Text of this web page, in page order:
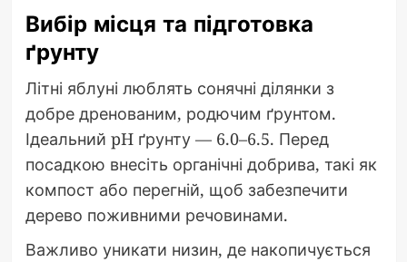
Вибір місця та підготовка
ґрунту
Літні яблуні люблять сонячні ділянки з
добре дренованим, родючим ґрунтом.
Ідеальний pH ґрунту — 6.0–6.5. Перед
посадкою внесіть органічні добрива, такі як
компост або перегній, щоб забезпечити
дерево поживними речовинами.
Важливо уникати низин, де накопичується